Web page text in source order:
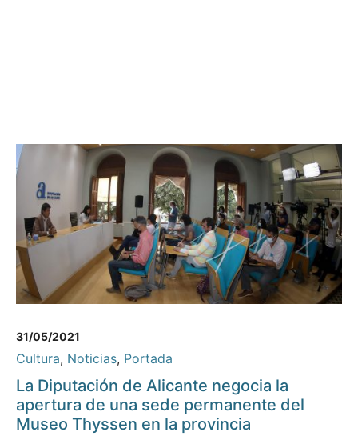
31/05/2021
Cultura, Noticias, Portada
La Diputación de Alicante negocia la
apertura de una sede permanente del
Museo Thyssen en la provincia